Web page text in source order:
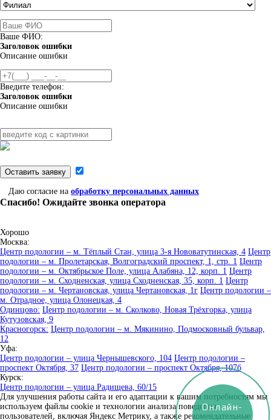
Ваше ФИО:
Заголовок ошибки
Описание ошибки
Введите телефон:
Заголовок ошибки
Описание ошибки
Оставить заявку
Даю согласие на обработку персональных данных
Спасибо! Ожидайте звонка оператора
Хорошо
Москва:
Центр подологии – м. Тёплый Стан, улица 3-я Нововатутинская, 4 Центр
подологии – м. Пролетарская, Волгоградский проспект, 1, стр. 1 Центр
подологии – м. Октябрьское Поле, улица Алабяна, 12, корп. 1 Центр
подологии – м. Сходненская, улица Сходненская, 35, корп. 1 Центр
подологии – м. Чертановская, улица Чертановская, 1г Центр подологии –
м. Отрадное, улица Олонецкая, 4
Одинцово: Центр подологии – м. Сколково, Новая Трёхгорка, улица
Кутузовская, 9
Красногорск: Центр подологии – м. Мякинино, Подмосковный бульвар,
12
Уфа:
Центр подологии – улица Чернышевского, 104 Центр подологии –
проспект Октября, 37 Центр подологии – проспект Октября, 107б
Курск:
Центр подологии – улица Радищева, 60/15
Для улучшения работы сайта и его адаптации к вашим потребностям мы
используем файлы cookie и технологии анализа поведения
пользователей, включая Яндекс Метрику, а также рекомендательные
Онлайн-